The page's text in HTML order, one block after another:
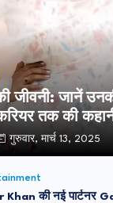
जीवनी: जानें
तक की
गुरुवार, मार्च 13, 2025
Khan की नई पार्टनर